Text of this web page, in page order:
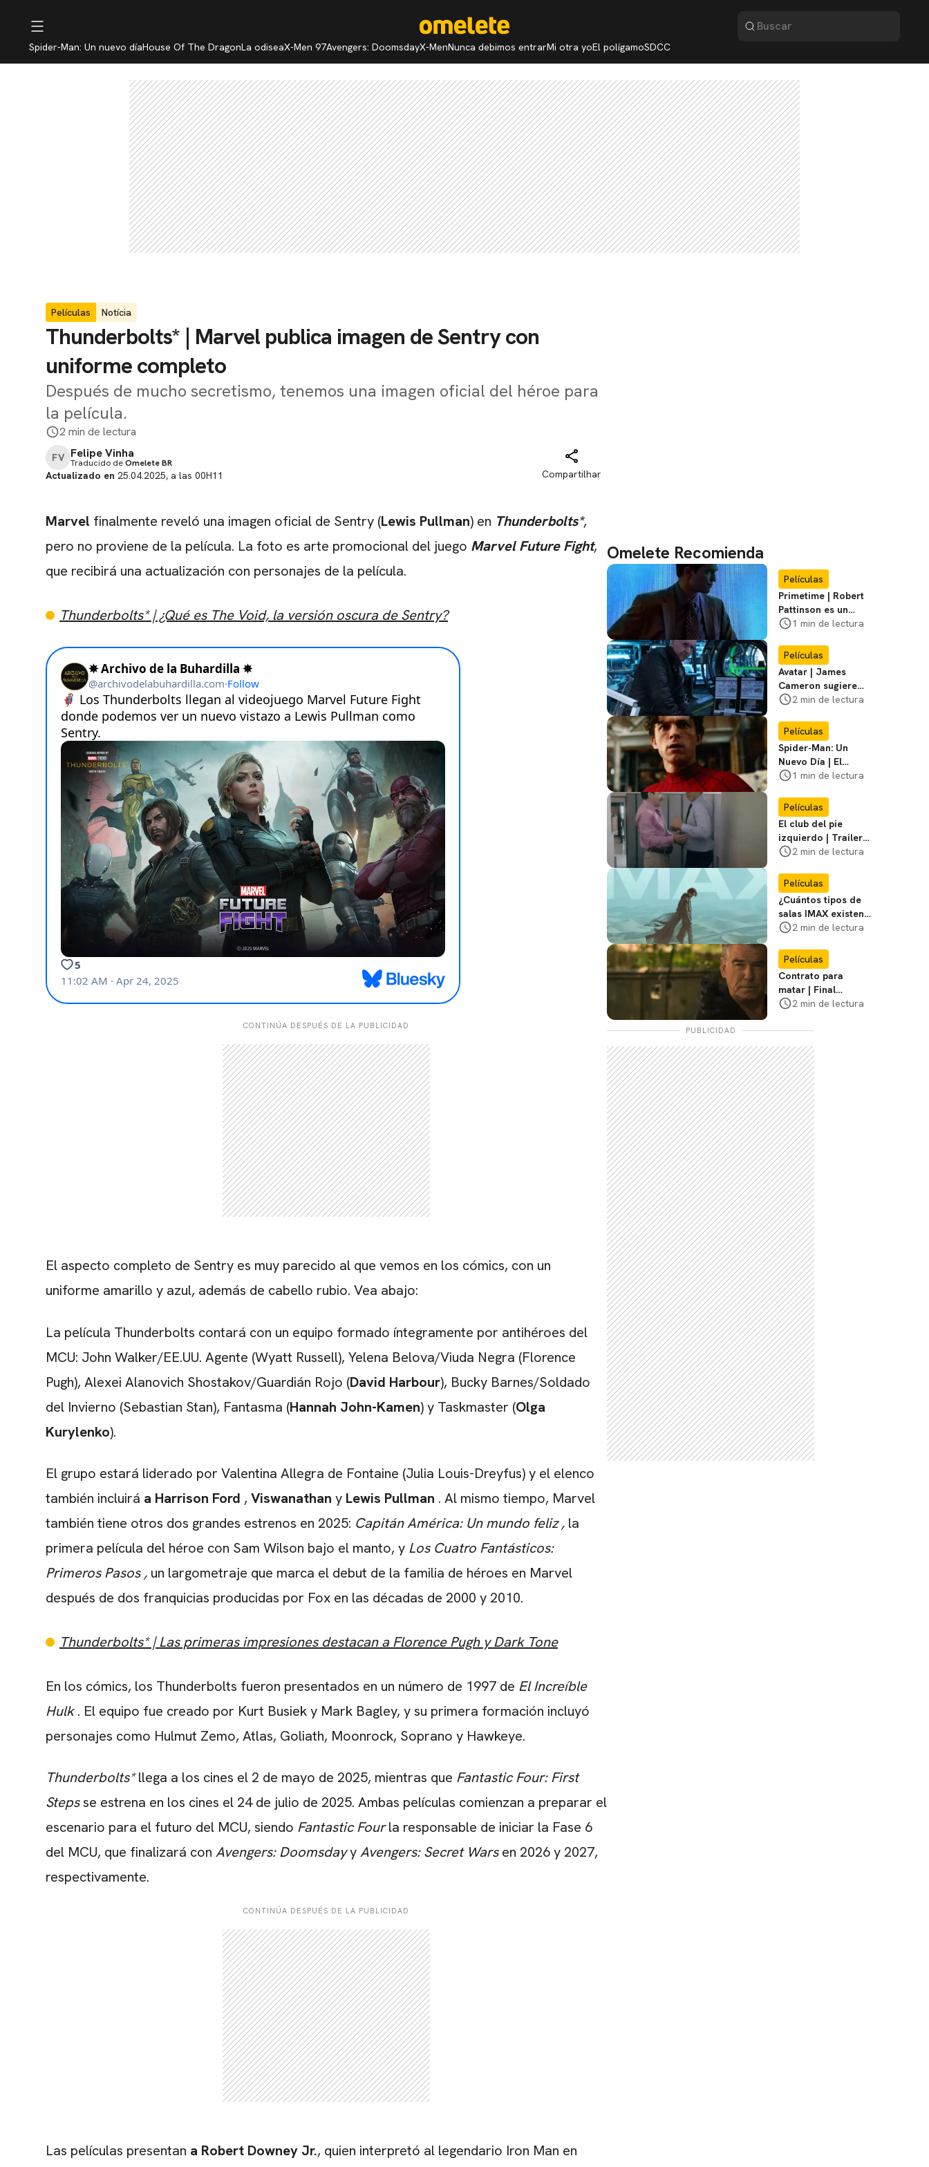
Spider-Man: Un nuevo díaHouse Of The DragonLa odiseaX-Men 97Avengers: DoomsdayX-MenNunca debimos entrarMi otra yoEl polígamoSDCC
Películas Notícia
Thunderbolts* | Marvel publica imagen de Sentry con
uniforme completo
Después de mucho secretismo, tenemos una imagen oficial del héroe para
la película.
2 min de lectura
FV Felipe Vinha
Traducido deOmelete BR
Actualizado en 25.04.2025, a las 00H11 Compartilhar
Marvel finalmente reveló una imagen oficial de Sentry (Lewis Pullman) en Thunderbolts*,
pero no proviene de la película. La foto es arte promocional del juego Marvel Future Fight,
que recibirá una actualización con personajes de la película.
Thunderbolts* | ¿Qué es The Void, la versión oscura de Sentry?
CONTINÚA DESPUÉS DE LA PUBLICIDAD
El aspecto completo de Sentry es muy parecido al que vemos en los cómics, con un
uniforme amarillo y azul, además de cabello rubio. Vea abajo:
La película Thunderbolts contará con un equipo formado íntegramente por antihéroes del
MCU: John Walker/EE.UU. Agente (Wyatt Russell), Yelena Belova/Viuda Negra (Florence
Pugh), Alexei Alanovich Shostakov/Guardián Rojo (David Harbour), Bucky Barnes/Soldado
del Invierno (Sebastian Stan), Fantasma (Hannah John-Kamen) y Taskmaster (Olga
Kurylenko).
El grupo estará liderado por Valentina Allegra de Fontaine (Julia Louis-Dreyfus) y el elenco
también incluirá a Harrison Ford , Viswanathan y Lewis Pullman . Al mismo tiempo, Marvel
también tiene otros dos grandes estrenos en 2025: Capitán América: Un mundo feliz , la
primera película del héroe con Sam Wilson bajo el manto, y Los Cuatro Fantásticos:
Primeros Pasos , un largometraje que marca el debut de la familia de héroes en Marvel
después de dos franquicias producidas por Fox en las décadas de 2000 y 2010.
Thunderbolts* | Las primeras impresiones destacan a Florence Pugh y Dark Tone
En los cómics, los Thunderbolts fueron presentados en un número de 1997 de El Increíble
Hulk. El equipo fue creado por Kurt Busiek y Mark Bagley, y su primera formación incluyó
personajes como Hulmut Zemo, Atlas, Goliath, Moonrock, Soprano y Hawkeye.
Thunderbolts*llega a los cines el 2 de mayo de 2025, mientras que Fantastic Four: First
Stepsse estrena en los cines el 24 de julio de 2025. Ambas películas comienzan a preparar el
escenario para el futuro del MCU, siendo Fantastic Fourla responsable de iniciar la Fase 6
del MCU, que finalizará con Avengers: DoomsdayyAvengers: Secret Warsen 2026 y 2027,
respectivamente.
CONTINÚA DESPUÉS DE LA PUBLICIDAD
Las películas presentan a Robert Downey Jr., quien interpretó al legendario Iron Man en
Omelete Recomienda
Películas
Primetime | Robert
Pattinson es un
cazador de
primer póster del
film
1 min de lectura
Películas
Avatar | James
Cameron sugiere
que está listo para
2 min de lectura
Películas
Spider-Man: Un
Nuevo Día | El
director dice que el
Chan no participó
1 min de lectura
Películas
El club del pie
izquierdo | Trailer
del remake de
Adrián Uribe y
María León
2 min de lectura
Películas
¿Cuántos tipos de
salas IMAX existen?
Te contamos las
2 min de lectura
Películas
Contrato para
matar | Final
explicado, ¿Qué
Stan y Beggar?
2 min de lectura
PUBLICIDAD
CARREGANDO PUBLICIDADE